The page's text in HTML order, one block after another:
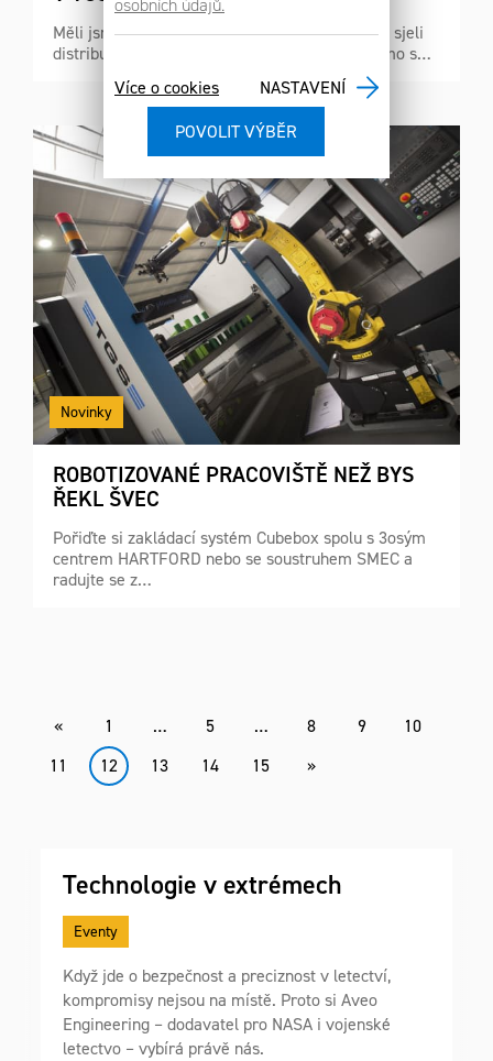
osobních údajů.
Více o cookies NASTAVENÍ
Měli jsme u nás vzácnou návštěvu. Do Mýta se sjeli
distributoři Kitamura z celé Evropy, v čele přímo s…
Novinky
ROBOTIZOVANÉ PRACOVIŠTĚ NEŽ BYS
ŘEKL ŠVEC
Pořiďte si zakládací systém Cubebox spolu s 3osým
centrem HARTFORD nebo se soustruhem SMEC a
radujte se z…
« 1 … 5 … 8 9
10
11
12
(current) 13 14 15 »
Technologie v extrémech
Eventy
Když jde o bezpečnost a preciznost v letectví,
kompromisy nejsou na místě. Proto si Aveo
Engineering – dodavatel pro NASA i vojenské
letectvo – vybírá právě nás.